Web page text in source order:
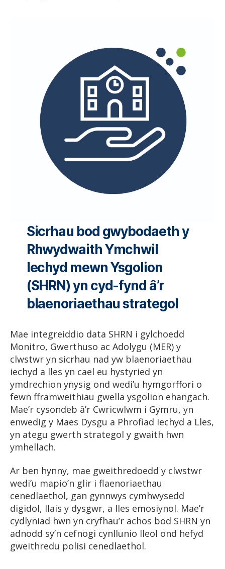
Sicrhau bod gwybodaeth y
Rhwydwaith Ymchwil
Iechyd mewn Ysgolion
(SHRN) yn cyd-fynd â’r
blaenoriaethau strategol
Mae integreiddio data SHRN i gylchoedd
Monitro, Gwerthuso ac Adolygu (MER) y
clwstwr yn sicrhau nad yw blaenoriaethau
iechyd a lles yn cael eu hystyried yn
ymdrechion ynysig ond wedi’u hymgorffori o
fewn fframweithiau gwella ysgolion ehangach.
Mae’r cysondeb â’r Cwricwlwm i Gymru, yn
enwedig y Maes Dysgu a Phrofiad Iechyd a Lles,
yn ategu gwerth strategol y gwaith hwn
ymhellach.
Ar ben hynny, mae gweithredoedd y clwstwr
wedi’u mapio’n glir i flaenoriaethau
cenedlaethol, gan gynnwys cymhwysedd
digidol, llais y dysgwr, a lles emosiynol. Mae’r
cydlyniad hwn yn cryfhau’r achos bod SHRN yn
adnodd sy’n cefnogi cynllunio lleol ond hefyd
gweithredu polisi cenedlaethol.